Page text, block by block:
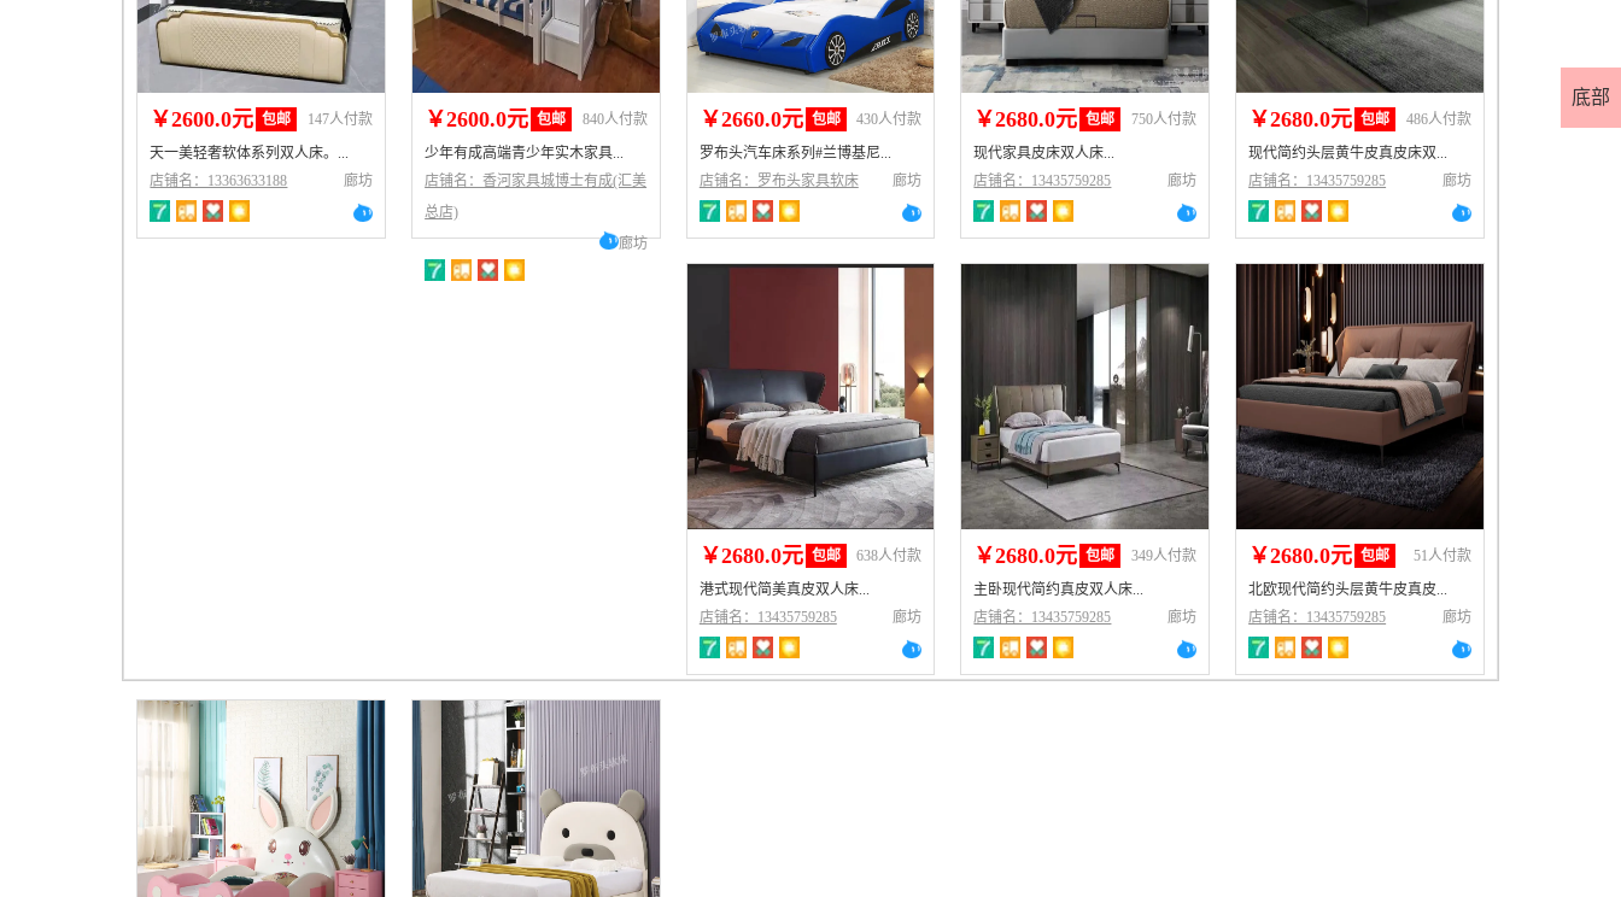
￥2600.0元 包邮
147人付款
天一美轻奢软体系列双人床。...
店铺名：13363633188
廊坊
￥2600.0元 包邮
840人付款
少年有成高端青少年实木家具...
店铺名：香河家具城博士有成(汇美
总店)
廊坊
￥2660.0元 包邮
430人付款
罗布头汽车床系列#兰博基尼...
店铺名：罗布头家具软床
廊坊
￥2680.0元 包邮
750人付款
现代家具皮床双人床...
店铺名：13435759285
廊坊
￥2680.0元 包邮
486人付款
现代简约头层黄牛皮真皮床双...
店铺名：13435759285
廊坊
￥2680.0元 包邮
638人付款
港式现代简美真皮双人床...
店铺名：13435759285
廊坊
￥2680.0元 包邮
349人付款
主卧现代简约真皮双人床...
店铺名：13435759285
廊坊
￥2680.0元 包邮
51人付款
北欧现代简约头层黄牛皮真皮...
店铺名：13435759285
廊坊
底部